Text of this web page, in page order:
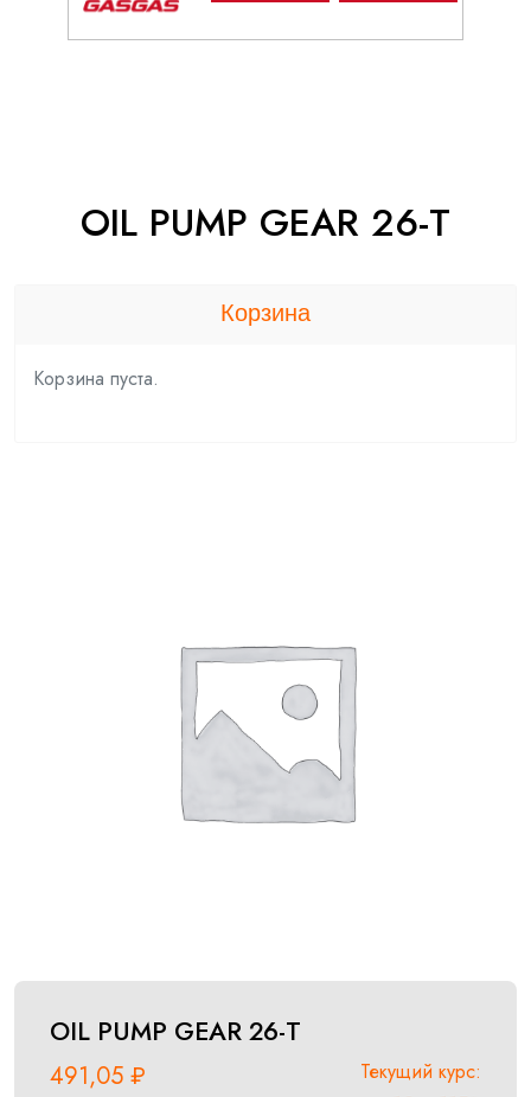
OIL PUMP GEAR 26-T
OIL PUMP GEAR 26-T
491,05 ₽
Текущий курс:
Корзина
Корзина пуста.